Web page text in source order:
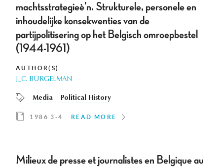
machtsstrategieè'n. Strukturele, personele en
inhoudelijke konsekwenties van de
partijpolitisering op het Belgisch omroepbestel
(1944-1961)
AUTHOR(S)
J_C. BURGELMAN
Media Political History
1986 3-4 READ MORE
Milieux de presse et journalistes en Belgique au